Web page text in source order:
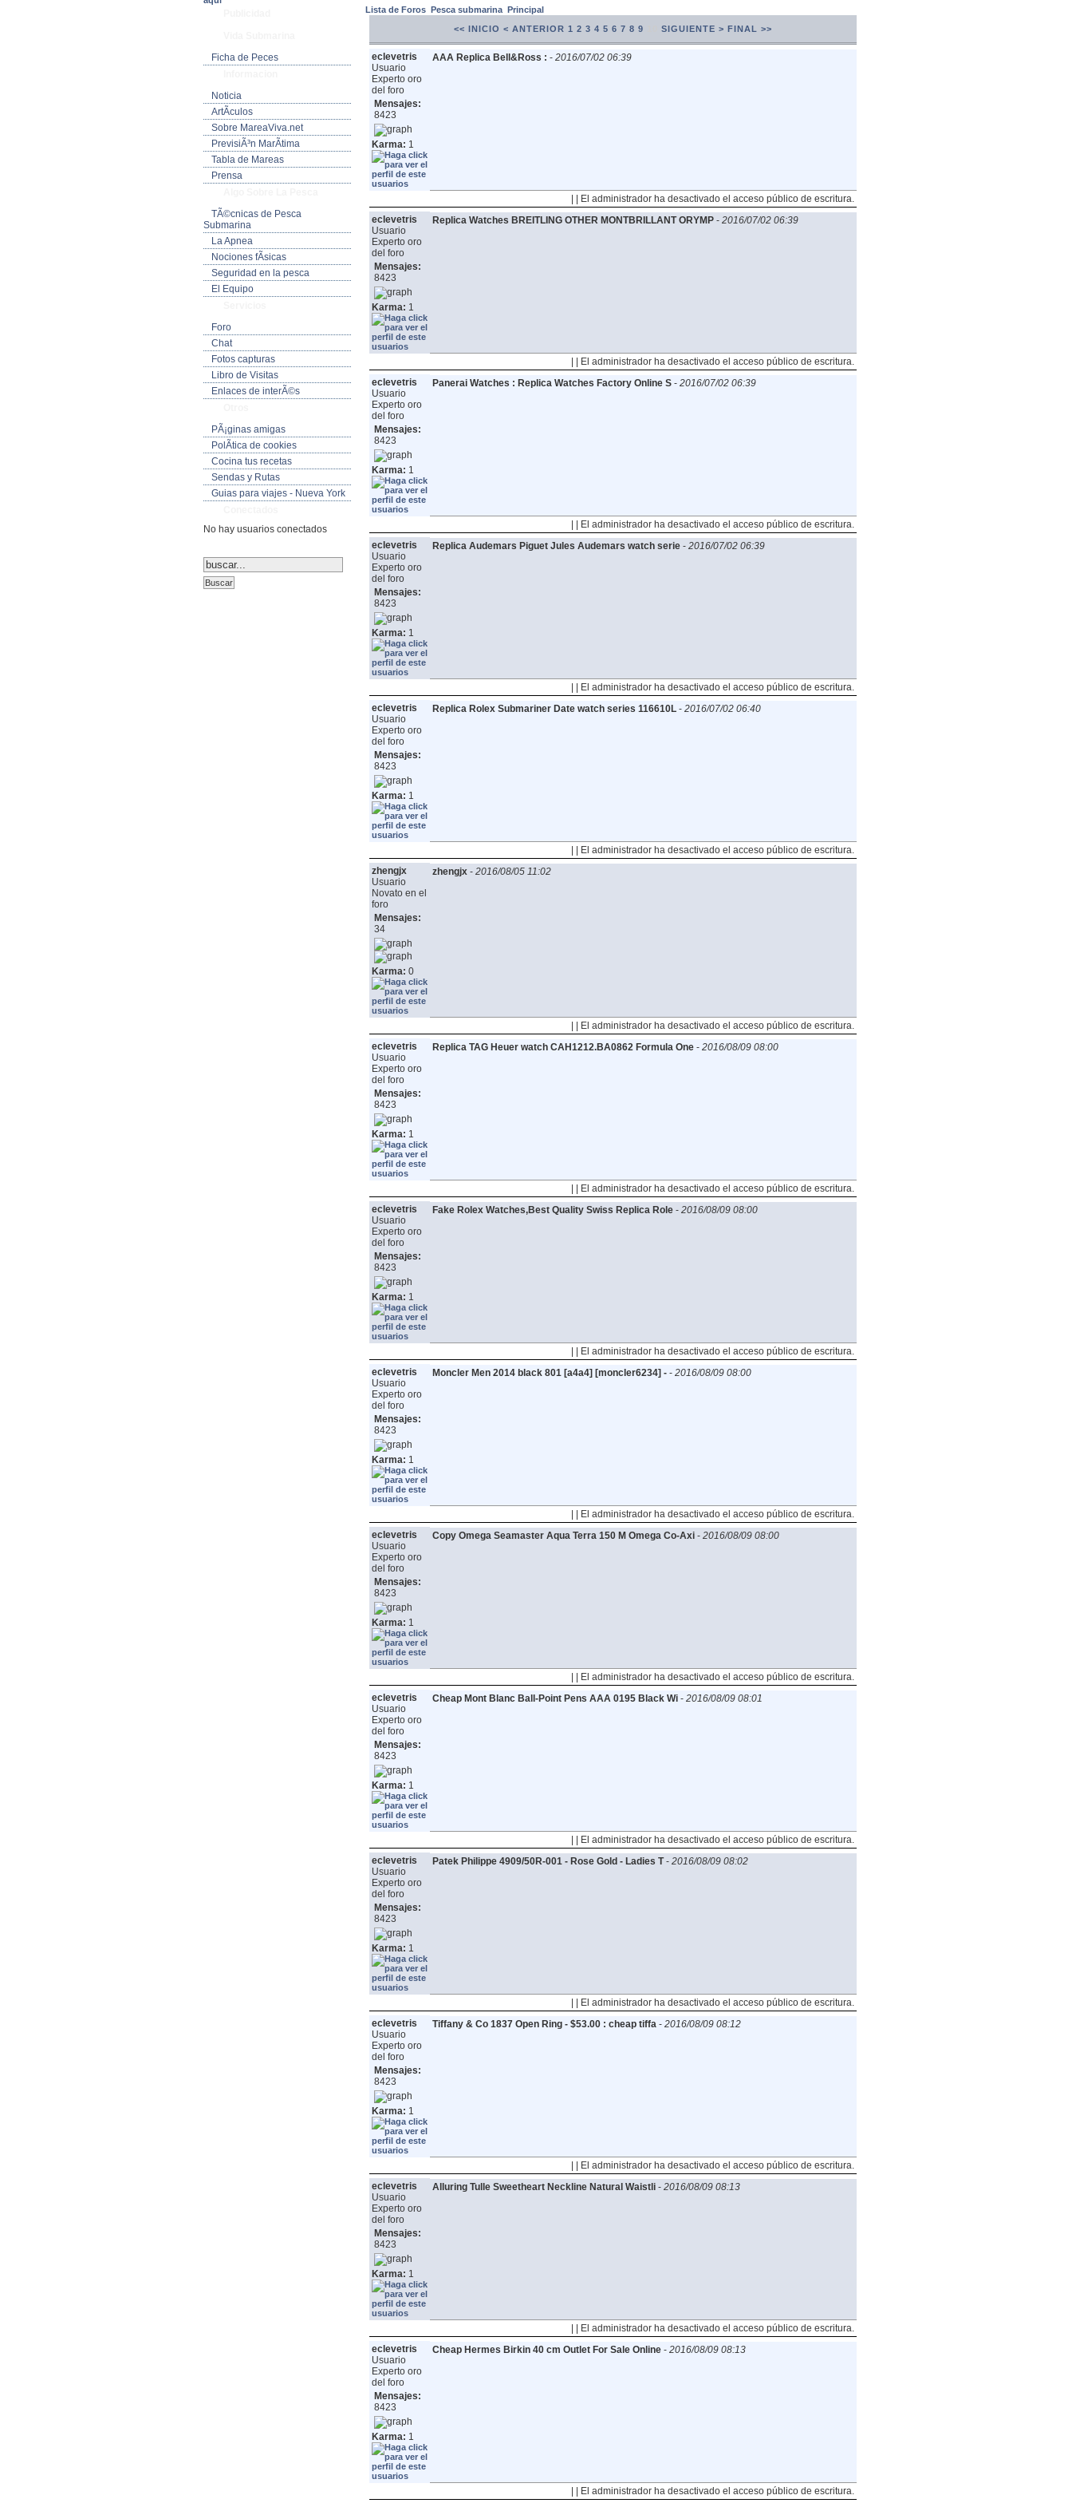
Ficha de Peces
Noticia
ArtÃ­culos
Sobre MareaViva.net
PrevisiÃ³n MarÃ­tima
Tabla de Mareas
Prensa
TÃ©cnicas de Pesca
Submarina
La Apnea
Nociones fÃ­sicas
Seguridad en la pesca
El Equipo
Foro
Chat
Fotos capturas
Libro de Visitas
Enlaces de interÃ©s
PÃ¡ginas amigas
PolÃ­tica de cookies
Cocina tus recetas
Sendas y Rutas
Guias para viajes - Nueva York
No hay usuarios conectados
Lista de Foros Pesca submarina Principal
<< INICIO < ANTERIOR 1 2 3 4 5 6 7 8 9 SIGUIENTE > FINAL >>
eclevetris
Usuario
Experto oro
del foro
Mensajes:
8423
Karma: 1
AAA Replica Bell&Ross : - 2016/07/02 06:39
| | El administrador ha desactivado el acceso público de escritura.
eclevetris
Usuario
Experto oro
del foro
Mensajes:
8423
Karma: 1
Replica Watches BREITLING OTHER MONTBRILLANT ORYMP- 2016/07/02 06:39
| | El administrador ha desactivado el acceso público de escritura.
eclevetris
Usuario
Experto oro
del foro
Mensajes:
8423
Karma: 1
Panerai Watches : Replica Watches Factory Online S- 2016/07/02 06:39
| | El administrador ha desactivado el acceso público de escritura.
eclevetris
Usuario
Experto oro
del foro
Mensajes:
8423
Karma: 1
Replica Audemars Piguet Jules Audemars watch serie- 2016/07/02 06:39
| | El administrador ha desactivado el acceso público de escritura.
eclevetris
Usuario
Experto oro
del foro
Mensajes:
8423
Karma: 1
Replica Rolex Submariner Date watch series 116610L- 2016/07/02 06:40
| | El administrador ha desactivado el acceso público de escritura.
zhengjx
Usuario
Novato en el
foro
Mensajes:
34
Karma: 0
zhengjx- 2016/08/05 11:02
| | El administrador ha desactivado el acceso público de escritura.
eclevetris
Usuario
Experto oro
del foro
Mensajes:
8423
Karma: 1
Replica TAG Heuer watch CAH1212.BA0862 Formula One- 2016/08/09 08:00
| | El administrador ha desactivado el acceso público de escritura.
eclevetris
Usuario
Experto oro
del foro
Mensajes:
8423
Karma: 1
Fake Rolex Watches,Best Quality Swiss Replica Role- 2016/08/09 08:00
| | El administrador ha desactivado el acceso público de escritura.
eclevetris
Usuario
Experto oro
del foro
Mensajes:
8423
Karma: 1
Moncler Men 2014 black 801 [a4a4] [moncler6234] -- 2016/08/09 08:00
| | El administrador ha desactivado el acceso público de escritura.
eclevetris
Usuario
Experto oro
del foro
Mensajes:
8423
Karma: 1
Copy Omega Seamaster Aqua Terra 150 M Omega Co-Axi- 2016/08/09 08:00
| | El administrador ha desactivado el acceso público de escritura.
eclevetris
Usuario
Experto oro
del foro
Mensajes:
8423
Karma: 1
Cheap Mont Blanc Ball-Point Pens AAA 0195 Black Wi- 2016/08/09 08:01
| | El administrador ha desactivado el acceso público de escritura.
eclevetris
Usuario
Experto oro
del foro
Mensajes:
8423
Karma: 1
Patek Philippe 4909/50R-001 - Rose Gold - Ladies T- 2016/08/09 08:02
| | El administrador ha desactivado el acceso público de escritura.
eclevetris
Usuario
Experto oro
del foro
Mensajes:
8423
Karma: 1
Tiffany & Co 1837 Open Ring - $53.00 : cheap tiffa- 2016/08/09 08:12
| | El administrador ha desactivado el acceso público de escritura.
eclevetris
Usuario
Experto oro
del foro
Mensajes:
8423
Karma: 1
Alluring Tulle Sweetheart Neckline Natural Waistli- 2016/08/09 08:13
| | El administrador ha desactivado el acceso público de escritura.
eclevetris
Usuario
Experto oro
del foro
Mensajes:
8423
Karma: 1
Cheap Hermes Birkin 40 cm Outlet For Sale Online- 2016/08/09 08:13
| | El administrador ha desactivado el acceso público de escritura.